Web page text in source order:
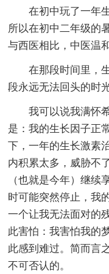
在初中玩了一年
所以在初中二年级的
与西医相比，中医温
在那段时间里，
段永远无法回头的时光
我可以说我满怀
是：我的生长因子正
下，一年的生长激素
内积累太多，威胁不
（也就是今年）继续
时可能突然停止，我
一个让我无法面对的
此害怕：我害怕我的
此感到难过。简而言
不可否认的。